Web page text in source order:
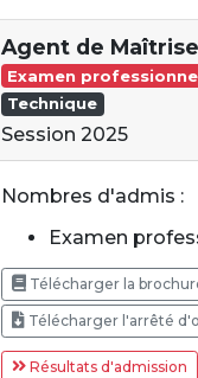
Agent de Maîtrise
Examen
Technique
Session 2025
Nombres d'admis :
Examen
Télécharger la
Télécharger l'arrêté
Résultats d'admission